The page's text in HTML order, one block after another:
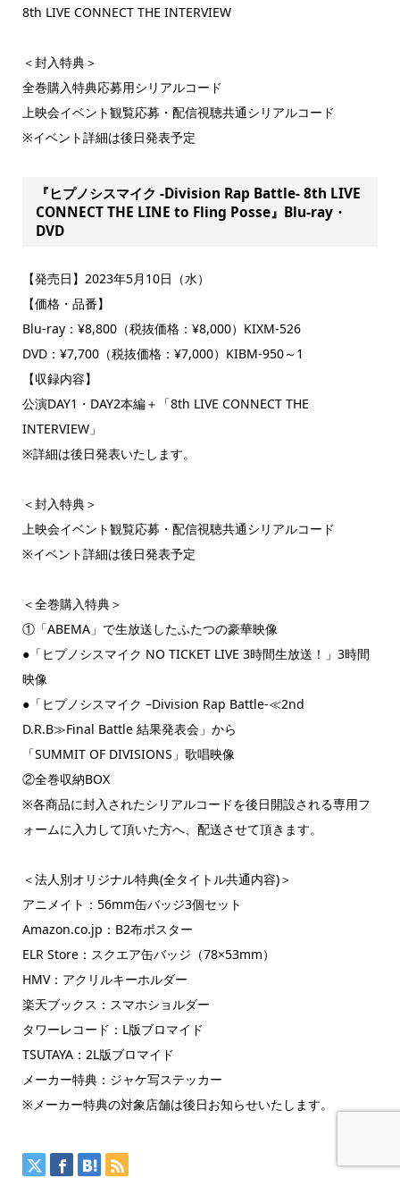
8th LIVE CONNECT THE INTERVIEW
＜封入特典＞
全巻購入特典応募用シリアルコード
上映会イベント観覧応募・配信視聴共通シリアルコード
※イベント詳細は後日発表予定
『ヒプノシスマイク -Division Rap Battle- 8th LIVE
CONNECT THE LINE to Fling Posse』Blu-ray・
DVD
【発売日】2023年5月10日（水）
【価格・品番】
Blu-ray：¥8,800（税抜価格：¥8,000）KIXM-526
DVD：¥7,700（税抜価格：¥7,000）KIBM-950～1
【収録内容】
公演DAY1・DAY2本編＋「8th LIVE CONNECT THE
INTERVIEW」
※詳細は後日発表いたします。
＜封入特典＞
上映会イベント観覧応募・配信視聴共通シリアルコード
※イベント詳細は後日発表予定
＜全巻購入特典＞
①「ABEMA」で生放送したふたつの豪華映像
●「ヒプノシスマイク NO TICKET LIVE 3時間生放送！」3時間
映像
●「ヒプノシスマイク –Division Rap Battle-≪2nd
D.R.B≫Final Battle 結果発表会」から
「SUMMIT OF DIVISIONS」歌唱映像
②全巻収納BOX
※各商品に封入されたシリアルコードを後日開設される専用フ
ォームに入力して頂いた方へ、配送させて頂きます。
＜法人別オリジナル特典(全タイトル共通内容)＞
アニメイト：56mm缶バッジ3個セット
Amazon.co.jp：B2布ポスター
ELR Store：スクエア缶バッジ（78×53mm）
HMV：アクリルキーホルダー
楽天ブックス：スマホショルダー
タワーレコード：L版ブロマイド
TSUTAYA：2L版ブロマイド
メーカー特典：ジャケ写ステッカー
※メーカー特典の対象店舗は後日お知らせいたします。